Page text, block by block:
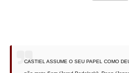
CASTIEL ASSUME O SEU PAPEL COMO